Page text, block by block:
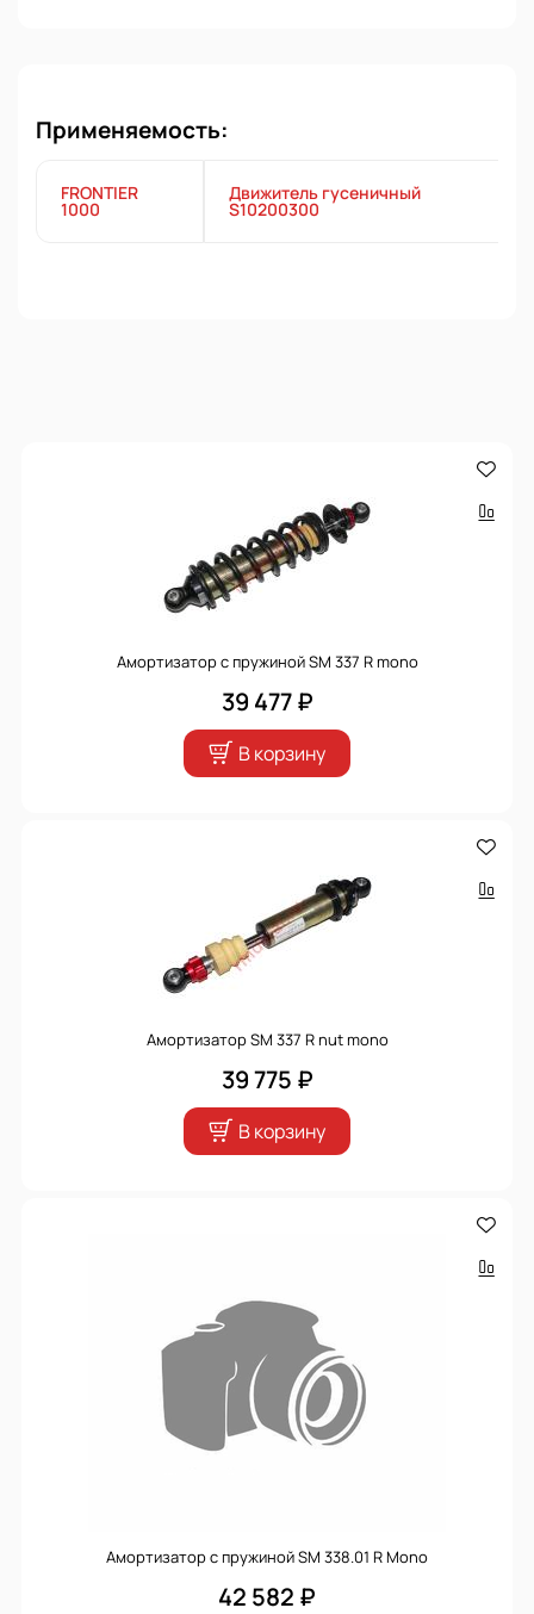
Применяемость:
FRONTIER
1000
Движитель гусеничный
S10200300
Амортизатор с пружиной SM 337 R mono
39 477 ₽
В корзину
Амортизатор SM 337 R nut mono
39 775 ₽
В корзину
Амортизатор с пружиной SM 338.01 R Mono
42 582 ₽